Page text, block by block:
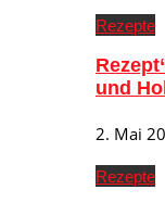
Rezepte
und
2. Mai
Rezepte